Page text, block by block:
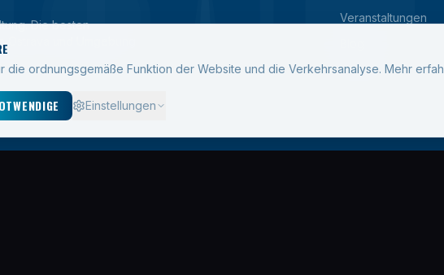
Die besten
und Umgebung.
Veranstaltungen
Kontakt
die ordnungsgemäße Funktion der Website und die Verkehrsanalyse. Mehr
Einstellungen